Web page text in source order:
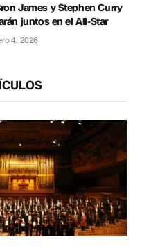
James y Stephen Curry
juntos en el All-Star
4, 2026